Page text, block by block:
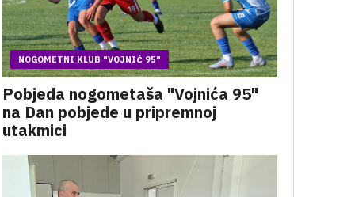
NOGOMETNI KLUB "VOJNIĆ 95"
Pobjeda nogometaša "Vojnića 95"
na Dan pobjede u pripremnoj
utakmici